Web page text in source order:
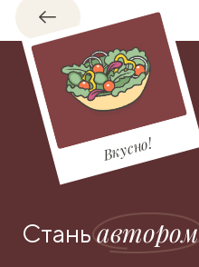
Обратно
Вкусно!
Станьавтором